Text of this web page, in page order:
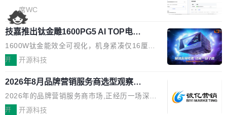
Sider、Copilot for Chrome 这些 AI 浏览器插件
了，你为什么还要再做一个"，我都觉得这个问题
问得好。 因为我自己也是从用户变成开发者的。
现有产品的天花板 我用过不少 AI 浏览器插件。
刚开始觉得都挺好——选中一段文字，弹出解
要。但用久了你会发现，它们本质上都是同一类
东西：一个带网页上下文的聊天框。 它们能读取
页面的文本，然后把文本丢给大模型，再返回一
席WC
技嘉推出钛金雕1600PG5 AI TOP电
源：为发烧级主机与本地AI算力打造旗
舰供电方案
1600W钛金能效全可视化，机身紧凑仅16厘米
继2026台北电脑展首度亮相后，技嘉科技近日正
电源专为发烧级DIY主机与本地AI算力平台打
造，整机长度仅16厘米，提供1600W额定功率
与80PLUS钛金能效；支持ATX 3.1与PCIe 5.1
开 开源科技
2026年8月品牌营销服务商选型观察：
从流量思维到品牌资产思维的范式转移
2026年的品牌营销服务商市场,正经历一场深刻
的价值重构。全球全案品牌代理机构市场从2025
开 开源科技